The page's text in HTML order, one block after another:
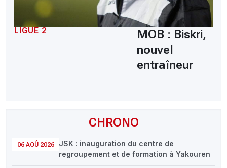
CHRONO
06 AOÛ 2026
JSK : inauguration du centre de
regroupement et de formation à Yakouren
LIGUE 2
MOB : Biskri,
nouvel
entraîneur